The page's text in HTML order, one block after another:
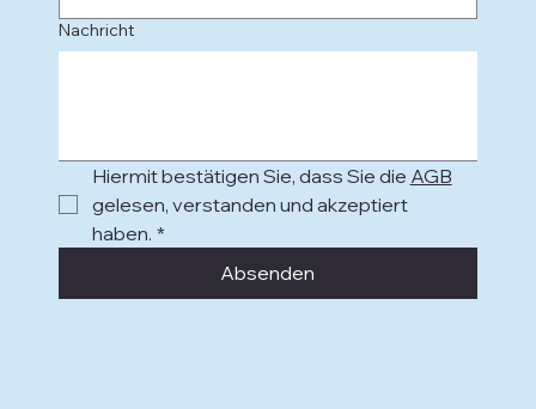
Nachricht
Hiermit bestätigen Sie, dass Sie die AGB
gelesen, verstanden und akzeptiert
haben. *
Absenden